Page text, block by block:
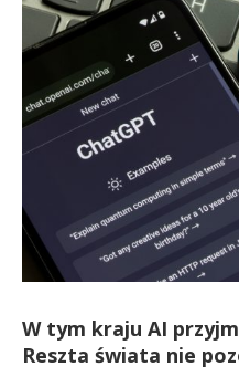
W tym kraju AI
Reszta świata nie